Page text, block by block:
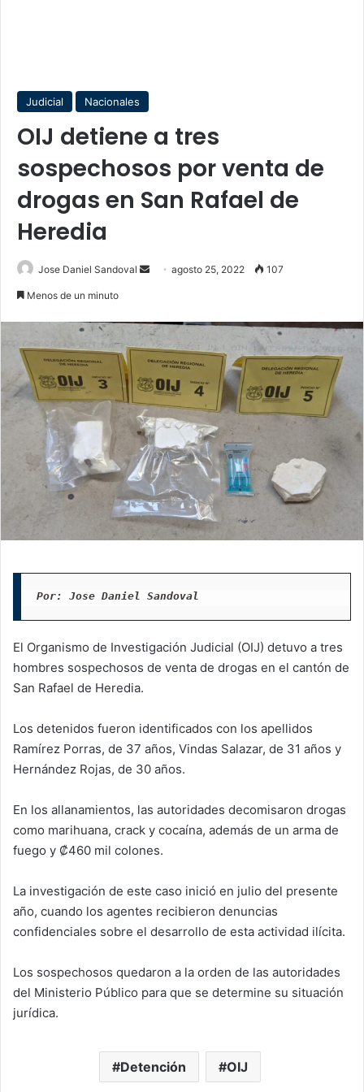
Judicial Nacionales
OIJ detiene a tres
sospechosos por venta de
drogas en San Rafael de
Heredia
Jose Daniel Sandoval
Sendagosto 25, 2022 107
Menos de un minuto
Por: Jose Daniel Sandoval
El Organismo de Investigación Judicial (OIJ) detuvo a tres
hombres sospechosos de venta de drogas en el cantón de
San Rafael de Heredia.
Los detenidos fueron identificados con los apellidos
Ramírez Porras, de 37 años, Vindas Salazar, de 31 años y
Hernández Rojas, de 30 años.
En los allanamientos, las autoridades decomisaron drogas
como marihuana, crack y cocaína, además de un arma de
fuego y ₡460 mil colones.
La investigación de este caso inició en julio del presente
año, cuando los agentes recibieron denuncias
confidenciales sobre el desarrollo de esta actividad ilícita.
Los sospechosos quedaron a la orden de las autoridades
del Ministerio Público para que se determine su situación
jurídica.
Detención OIJ